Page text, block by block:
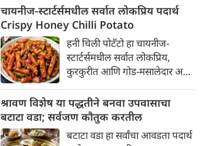
आंघोळीसाठी, हात धुण्यासाठी आणि
कपडे धुण्यासाठी साबण वापरतो.
तसेच पाण्यामुळे पॅकेजमधून साबण
काढून टाकल्यानंतर साबण लवकर
वितळतो. साबणाच्या डब्यात ठेवला
तरी तो वितळत राहतो. कधीकधी,
साबण फक्त दोन दिवसांत संपतो.
यामुळे घरातील महिलांना तो जास्त
काळ कसा टिकवायचा याचा गोंधळ
उडतो. याकरिता, साबण
चायनीज-स्टार्टर्समधील सर्वात लोकप्रिय पदार्थ
Crispy Honey Chilli Potato
हनी चिली पोटॅटो हा चायनीज-
स्टार्टर्समधील सर्वात लोकप्रिय,
कुरकुरीत आणि गोड-मसालेदार असा
संध्याकाळच्या स्नॅक्सची वेळ, हा
स्टार्टर लहानांपासून मोठ्यांपर्यंत
सर्वांनाच खूप आवडतो. घरीच रेस्टॉरंट
स्टाईल एकदम क्रिस्पी हनी चिली
श्रावण विशेष या पद्धतीने बनवा उपवासाचा
बटाटा वडा; सर्वजण कौतुक करतील
बटाटा वडा हा सर्वांचा आवडता पदार्थ